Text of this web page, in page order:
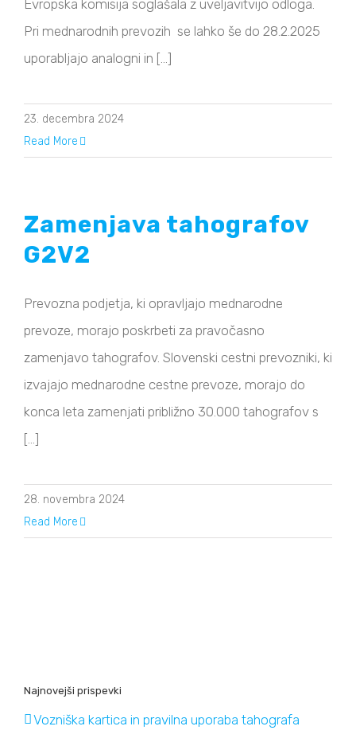
Evropska komisija soglašala z uveljavitvijo odloga.
Pri mednarodnih prevozih se lahko še do 28.2.2025
uporabljajo analogni in [...]
23. decembra 2024
Read More
Zamenjava tahografov
G2V2
Prevozna podjetja, ki opravljajo mednarodne
prevoze, morajo poskrbeti za pravočasno
zamenjavo tahografov. Slovenski cestni prevozniki, ki
izvajajo mednarodne cestne prevoze, morajo do
konca leta zamenjati približno 30.000 tahografov s
[...]
28. novembra 2024
Read More
Najnovejši prispevki
Vozniška kartica in pravilna uporaba tahografa